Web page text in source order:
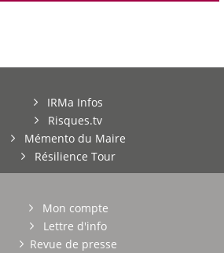
IRMa Infos
Risques.tv
Mémento du Maire
Résilience Tour
Mon compte
Lettre d'info
Revue de presse